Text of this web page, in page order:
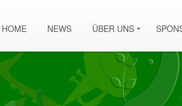
HOME NEWS ÜBER UNS